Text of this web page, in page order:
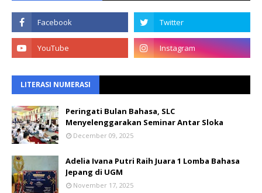
LITERASI NUMERASI
Peringati Bulan Bahasa, SLC
Menyelenggarakan Seminar Antar Sloka
December 09, 2025
Adelia Ivana Putri Raih Juara 1 Lomba Bahasa
Jepang di UGM
November 17, 2025